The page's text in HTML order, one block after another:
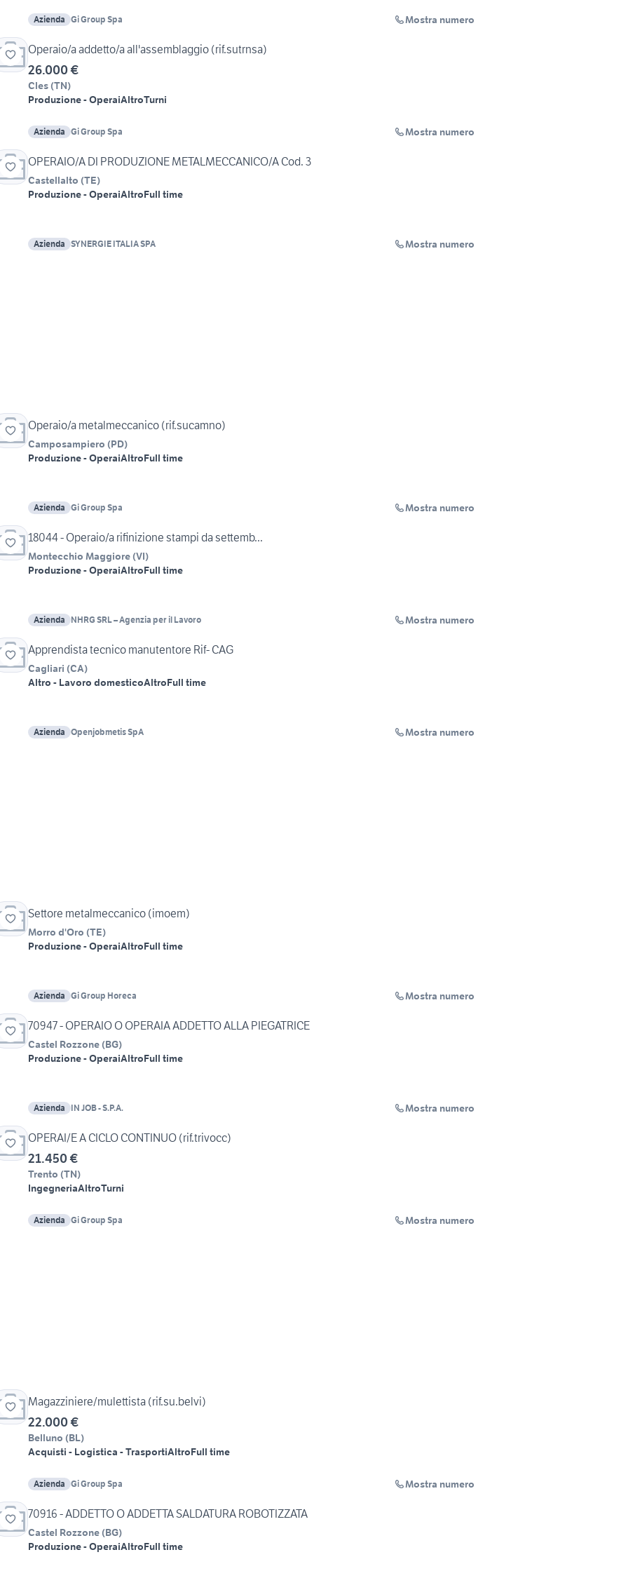
Azienda Gi Group Spa Mostra numero
Operaio/a addetto/a all'assemblaggio (rif.sutrnsa)
26.000 €
Cles (TN)
Produzione - OperaiAltroTurni
Azienda Gi Group Spa Mostra numero
OPERAIO/A DI PRODUZIONE METALMECCANICO/A Cod. 3
Castellalto (TE)
Produzione - OperaiAltroFull time
Azienda SYNERGIE ITALIA SPA Mostra numero
Operaio/a metalmeccanico (rif.sucamno)
Camposampiero (PD)
Produzione - OperaiAltroFull time
Azienda Gi Group Spa Mostra numero
18044 - Operaio/a rifinizione stampi da settemb...
Montecchio Maggiore (VI)
Produzione - OperaiAltroFull time
Azienda NHRG SRL – Agenzia per il Lavoro Mostra numero
Apprendista tecnico manutentore Rif- CAG
Cagliari (CA)
Altro - Lavoro domesticoAltroFull time
Azienda Openjobmetis SpA Mostra numero
Settore metalmeccanico (imoem)
Morro d'Oro (TE)
Produzione - OperaiAltroFull time
Azienda Gi Group Horeca Mostra numero
70947 - OPERAIO O OPERAIA ADDETTO ALLA PIEGATRICE
Castel Rozzone (BG)
Produzione - OperaiAltroFull time
Azienda IN JOB - S.P.A. Mostra numero
OPERAI/E A CICLO CONTINUO (rif.trivocc)
21.450 €
Trento (TN)
IngegneriaAltroTurni
Azienda Gi Group Spa Mostra numero
Magazziniere/mulettista (rif.su.belvi)
22.000 €
Belluno (BL)
Acquisti - Logistica - TrasportiAltroFull time
Azienda Gi Group Spa Mostra numero
70916 - ADDETTO O ADDETTA SALDATURA ROBOTIZZATA
Castel Rozzone (BG)
Produzione - OperaiAltroFull time